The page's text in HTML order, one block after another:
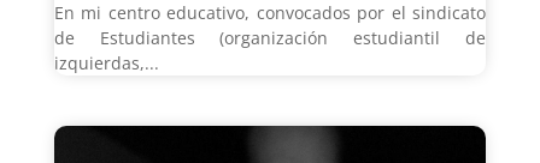
En mi centro educativo, convocados por el sindicato
de Estudiantes (organización estudiantil de
izquierdas,...